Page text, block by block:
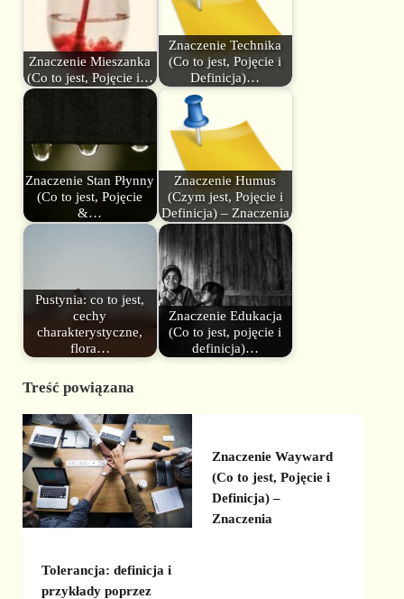
Znaczenie Mieszanka
(Co to jest, Pojęcie i…
Znaczenie Technika
(Co to jest, Pojęcie i
Definicja)…
Znaczenie Stan Płynny
(Co to jest, Pojęcie
&…
Znaczenie Humus
(Czym jest, Pojęcie i
Definicja) – Znaczenia
Pustynia: co to jest,
cechy
charakterystyczne,
flora…
Znaczenie Edukacja
(Co to jest, pojęcie i
definicja)…
Treść powiązana
Tolerancja: definicja i
przykłady poprzez
Znaczenie Wayward
(Co to jest, Pojęcie i
Definicja) –
Znaczenia